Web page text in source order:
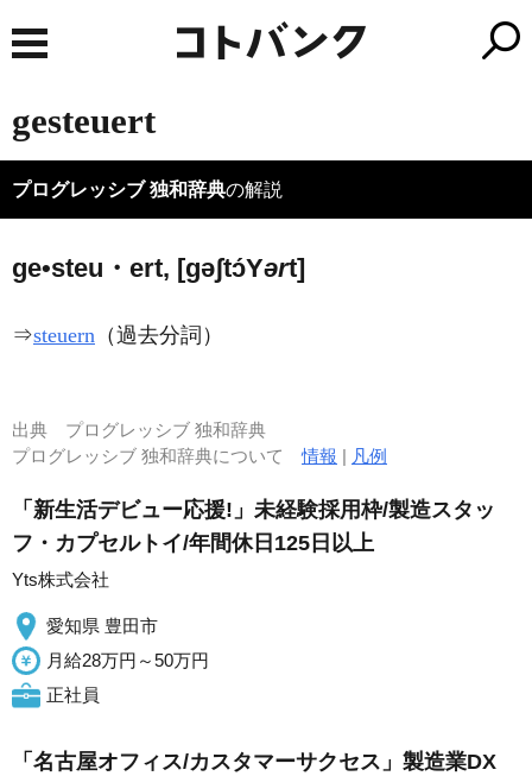
gesteuert
プログレッシブ 独和辞典の解説
ge•steu・ert, [ɡəʃtɔ́Yərt]
⇒steuern （過去分詞）
出典 プログレッシブ 独和辞典
プログレッシブ 独和辞典について情報 | 凡例
「新生活デビュー応援!」未経験採用枠/製造スタッ
フ・カプセルトイ/年間休日125日以上
Yts株式会社
愛知県 豊田市
月給28万円～50万円
正社員
「名古屋オフィス/カスタマーサクセス」製造業DX